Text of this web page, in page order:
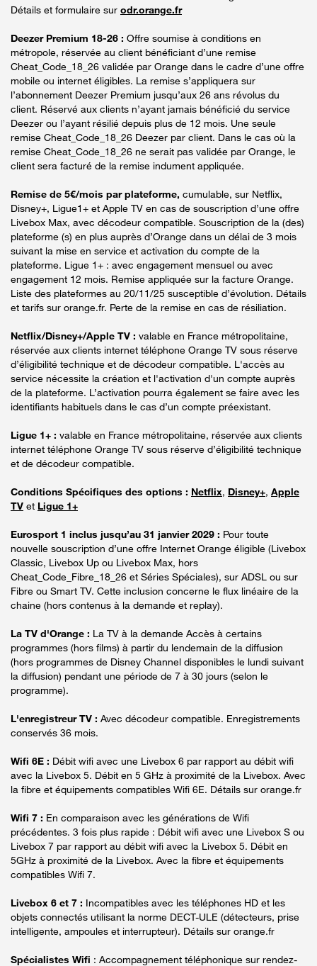
Détails et formulaire sur odr.orange.fr
Deezer Premium 18-26 : Offre soumise à conditions en
métropole, réservée au client bénéficiant d’une remise
Cheat_Code_18_26 validée par Orange dans le cadre d’une offre
mobile ou internet éligibles. La remise s’appliquera sur
l’abonnement Deezer Premium jusqu’aux 26 ans révolus du
client. Réservé aux clients n’ayant jamais bénéficié du service
Deezer ou l’ayant résilié depuis plus de 12 mois. Une seule
remise Cheat_Code_18_26 Deezer par client. Dans le cas où la
remise Cheat_Code_18_26 ne serait pas validée par Orange, le
client sera facturé de la remise indument appliquée.
Remise de 5€/mois par plateforme, cumulable, sur Netflix,
Disney+, Ligue1+ et Apple TV en cas de souscription d’une offre
Livebox Max, avec décodeur compatible. Souscription de la (des)
plateforme (s) en plus auprès d’Orange dans un délai de 3 mois
suivant la mise en service et activation du compte de la
plateforme. Ligue 1+ : avec engagement mensuel ou avec
engagement 12 mois. Remise appliquée sur la facture Orange.
Liste des plateformes au 20/11/25 susceptible d’évolution. Détails
et tarifs sur orange.fr. Perte de la remise en cas de résiliation.
Netflix/Disney+/Apple TV : valable en France métropolitaine,
réservée aux clients internet téléphone Orange TV sous réserve
d’éligibilité technique et de décodeur compatible. L'accès au
service nécessite la création et l'activation d'un compte auprès
de la plateforme. L’activation pourra également se faire avec les
identifiants habituels dans le cas d’un compte préexistant.
Ligue 1+ : valable en France métropolitaine, réservée aux clients
internet téléphone Orange TV sous réserve d’éligibilité technique
et de décodeur compatible.
Conditions Spécifiques des options : Netflix, Disney+, Apple
TV et Ligue 1+
Eurosport 1 inclus jusqu’au 31 janvier 2029 : Pour toute
nouvelle souscription d’une offre Internet Orange éligible (Livebox
Classic, Livebox Up ou Livebox Max, hors
Cheat_Code_Fibre_18_26 et Séries Spéciales), sur ADSL ou sur
Fibre ou Smart TV. Cette inclusion concerne le flux linéaire de la
chaine (hors contenus à la demande et replay).
La TV d'Orange : La TV à la demande Accès à certains
programmes (hors films) à partir du lendemain de la diffusion
(hors programmes de Disney Channel disponibles le lundi suivant
la diffusion) pendant une période de 7 à 30 jours (selon le
programme).
L'enregistreur TV : Avec décodeur compatible. Enregistrements
conservés 36 mois.
Wifi 6E : Débit wifi avec une Livebox 6 par rapport au débit wifi
avec la Livebox 5. Débit en 5 GHz à proximité de la Livebox. Avec
la fibre et équipements compatibles Wifi 6E. Détails sur orange.fr
Wifi 7 : En comparaison avec les générations de Wifi
précédentes. 3 fois plus rapide : Débit wifi avec une Livebox S ou
Livebox 7 par rapport au débit wifi avec la Livebox 5. Débit en
5GHz à proximité de la Livebox. Avec la fibre et équipements
compatibles Wifi 7.
Livebox 6 et 7 : Incompatibles avec les téléphones HD et les
objets connectés utilisant la norme DECT-ULE (détecteurs, prise
intelligente, ampoules et interrupteur). Détails sur orange.fr
Spécialistes Wifi : Accompagnement téléphonique sur rendez-